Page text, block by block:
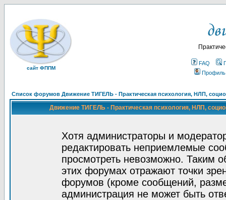
сайт ФППМ
FAQ
Профиль
Список форумов Движение ТИГЕЛЬ - Практическая психология, НЛП,
Движение ТИГЕЛЬ - Практическая психология, НЛП,
Хотя администраторы и
редактировать неприемлемые
просмотреть невозможно. Таким
этих форумах отражают точки
форумов (кроме сообщений,
администрация не может быть